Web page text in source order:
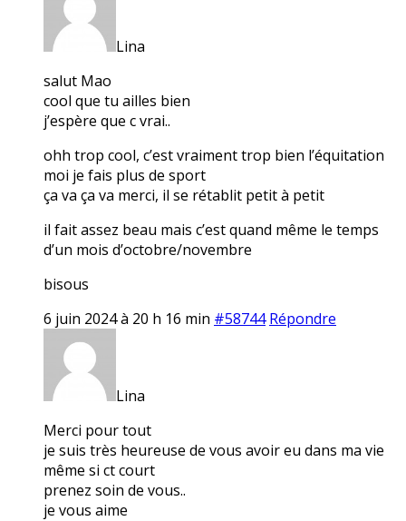
Lina
salut Mao
cool que tu ailles bien
j’espère que c vrai..
ohh trop cool, c’est vraiment trop bien l’équitation
moi je fais plus de sport
ça va ça va merci, il se rétablit petit à petit
il fait assez beau mais c’est quand même le temps
d’un mois d’octobre/novembre
bisous
6 juin 2024 à 20 h 16 min #58744 Répondre
Lina
Merci pour tout
je suis très heureuse de vous avoir eu dans ma vie
même si ct court
prenez soin de vous..
je vous aime